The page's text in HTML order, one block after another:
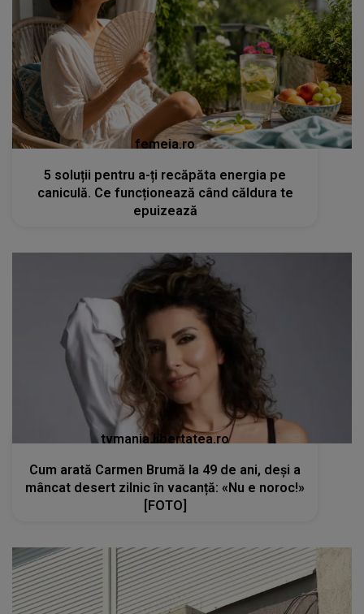
femeia.ro
5 soluții pentru a-ți recăpăta energia pe
caniculă. Ce funcționează când căldura te
epuizează
tvmania.libertatea.ro
Cum arată Carmen Brumă la 49 de ani, deși a
mâncat desert zilnic în vacanță: «Nu e noroc!»
[FOTO]